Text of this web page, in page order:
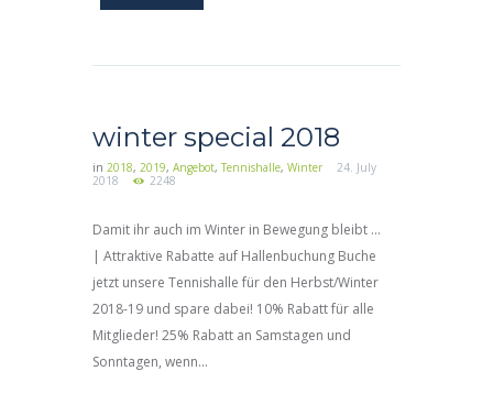
winter special 2018
in 2018, 2019, Angebot, Tennishalle, Winter
24. July
2018
2248
Damit ihr auch im Winter in Bewegung bleibt …
| Attraktive Rabatte auf Hallenbuchung Buche
jetzt unsere Tennishalle für den Herbst/Winter
2018-19 und spare dabei! 10% Rabatt für alle
Mitglieder! 25% Rabatt an Samstagen und
Sonntagen, wenn...